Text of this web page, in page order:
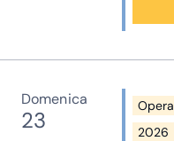
Domenica
23
Opera
2026